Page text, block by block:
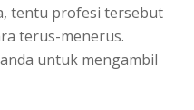
tentu profesi tersebut
terus-menerus.
untuk mengambil